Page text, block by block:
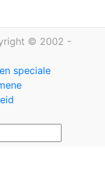
© 2002 -
speciale